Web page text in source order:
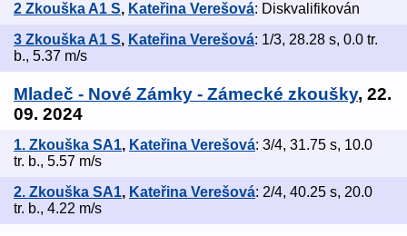
2 Zkouška A1 S, Kateřina Verešová: Diskvalifikován
3 Zkouška A1 S, Kateřina Verešová: 1/3, 28.28 s, 0.0 tr.
b., 5.37 m/s
Mladeč - Nové Zámky - Zámecké zkoušky, 22.
09. 2024
1. Zkouška SA1, Kateřina Verešová: 3/4, 31.75 s, 10.0
tr. b., 5.57 m/s
2. Zkouška SA1, Kateřina Verešová: 2/4, 40.25 s, 20.0
tr. b., 4.22 m/s